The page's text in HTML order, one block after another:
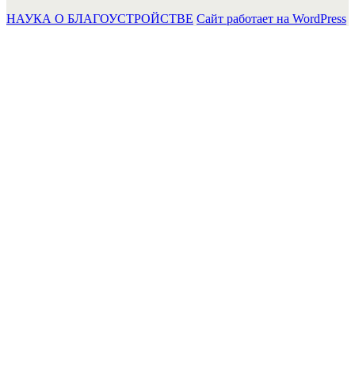
НАУКА О БЛАГОУСТРОЙСТВЕ Сайт работает на WordPress